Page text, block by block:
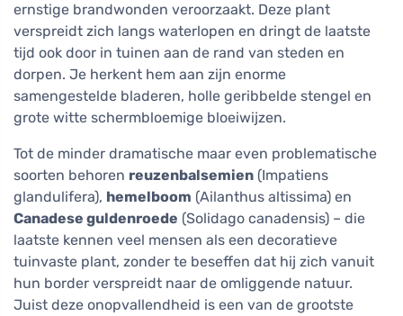
ernstige brandwonden veroorzaakt. Deze plant
verspreidt zich langs waterlopen en dringt de laatste
tijd ook door in tuinen aan de rand van steden en
dorpen. Je herkent hem aan zijn enorme
samengestelde bladeren, holle geribbelde stengel en
grote witte schermbloemige bloeiwijzen.
Tot de minder dramatische maar even problematische
soorten behoren reuzenbalsemien (Impatiens
glandulifera), hemelboom (Ailanthus altissima) en
Canadese guldenroede (Solidago canadensis) – die
laatste kennen veel mensen als een decoratieve
tuinvaste plant, zonder te beseffen dat hij zich vanuit
hun border verspreidt naar de omliggende natuur.
Juist deze onopvallendheid is een van de grootste